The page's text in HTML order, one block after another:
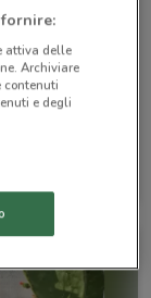
attiva delle
Archiviare
contenuti
e degli